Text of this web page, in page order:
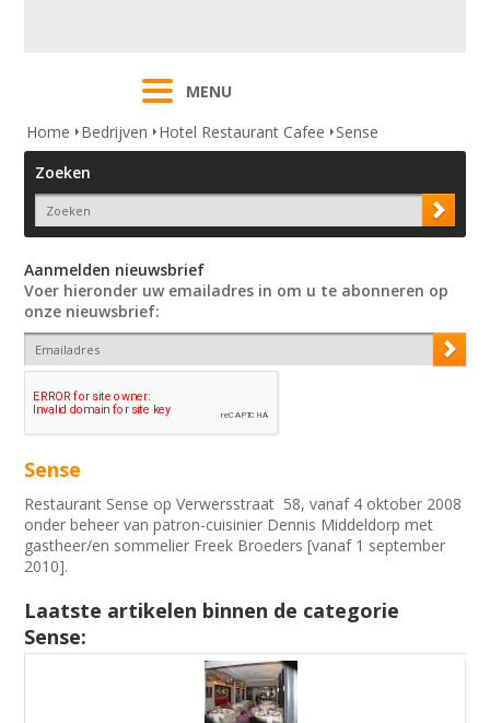
MENU
Home
Bedrijven Hotel Restaurant Cafee
Sense
Zoeken
Aanmelden nieuwsbrief
Voer hieronder uw emailadres in om u te abonneren op
onze nieuwsbrief:
Sense
Restaurant Sense op Verwersstraat 58, vanaf 4 oktober 2008
onder beheer van patron-cuisinier Dennis Middeldorp met
gastheer/en sommelier Freek Broeders [vanaf 1 september
2010].
Laatste artikelen binnen de categorie
Sense: